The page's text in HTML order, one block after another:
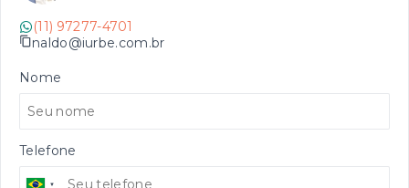
(11) 97277-4701
naldo@iurbe.com.br
Nome
Telefone